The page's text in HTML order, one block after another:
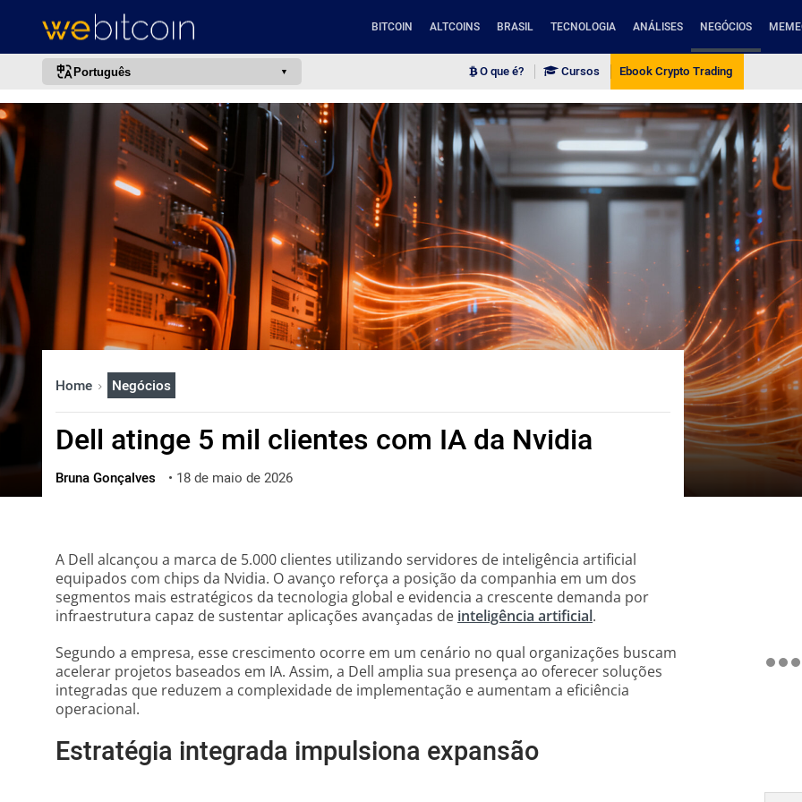
BITCOIN ALTCOINS BRASIL TECNOLOGIA ANÁLISES NEGÓCIOS
Português
português (BR)
english
español
français
italiano
deutsch
日本語
中文
русский
العربية
ไทย
ქართული
O que é? Cursos Ebook Crypto Trading
Home Negócios
Dell atinge 5 mil clientes com IA da Nvidia
Bruna Gonçalves • 18 de maio de 2026
A Dell alcançou a marca de 5.000 clientes utilizando servidores de inteligência artificial
equipados com chips da Nvidia. O avanço reforça a posição da companhia em um dos
segmentos mais estratégicos da tecnologia global e evidencia a crescente demanda por
infraestrutura capaz de sustentar aplicações avançadas de inteligência artificial.
Segundo a empresa, esse crescimento ocorre em um cenário no qual organizações buscam
acelerar projetos baseados em IA. Assim, a Dell amplia sua presença ao oferecer soluções
integradas que reduzem a complexidade de implementação e aumentam a eficiência
operacional.
Estratégia integrada impulsiona expansão